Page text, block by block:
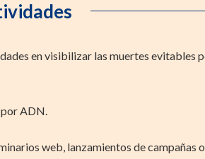
en visibilizar las muertes evitables
ADN.
web, lanzamientos de campañas